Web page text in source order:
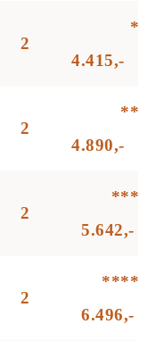
2
*
4.415,-
2
**
4.890,-
2
***
5.642,-
2
****
6.496,-